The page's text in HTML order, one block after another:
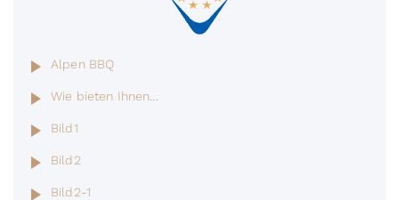
Alpen BBQ
Wie bieten Ihnen...
Bild1
Bild2
Bild2-1